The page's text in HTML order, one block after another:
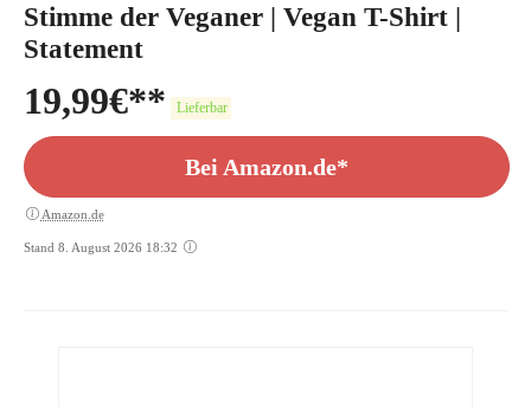
Stimme der Veganer | Vegan T-Shirt |
Statement
19,99€ Lieferbar
Bei Amazon.de*
Amazon.de
Stand 8. August 2026 18:32